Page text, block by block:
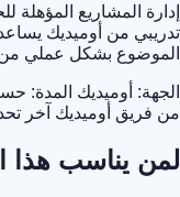
تدريبي من أوميديك
الموضوع بشكل عملي
الجهة: أوميديك المدة:
من فريق أوميديك آخر تحديث:
لمن يناسب هذا